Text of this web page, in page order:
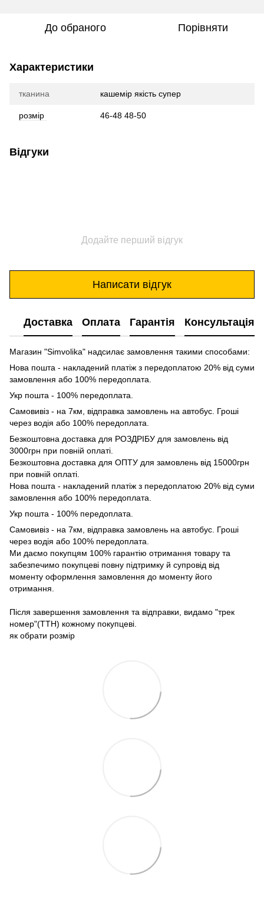
До обраного Порівняти
Характеристики
тканина кашемір якість супер
розмір 46-48 48-50
Відгуки
Додайте перший відгук
Написати відгук
Доставка Оплата Гарантія Консультація
Магазин "Simvolika" надсилає замовлення такими способами:
Нова пошта - накладений платіж з передоплатою 20% від суми
замовлення або 100% передоплата.
Укр пошта - 100% передоплата.
Самовивіз - на 7км, відправка замовлень на автобус. Гроші
через водія або 100% передоплата.
Безкоштовна доставка для РОЗДРІБУ для замовлень від
3000грн при повній оплаті.
Безкоштовна доставка для ОПТУ для замовлень від 15000грн
при повній оплаті.
Нова пошта - накладений платіж з передоплатою 20% від суми
замовлення або 100% передоплата.
Укр пошта - 100% передоплата.
Самовивіз - на 7км, відправка замовлень на автобус. Гроші
через водія або 100% передоплата.
Ми даємо покупцям 100% гарантію отримання товару та
забезпечимо покупцеві повну підтримку й супровід від
моменту оформлення замовлення до моменту його
отримання.
Після завершення замовлення та відправки, видамо "трек
номер"(ТТН) кожному покупцеві.
як обрати розмір